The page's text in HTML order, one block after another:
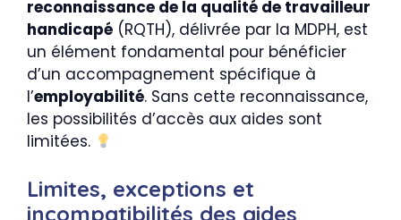
reconnaissance de la qualité de travailleur
handicapé (RQTH), délivrée par la MDPH, est
un élément fondamental pour bénéficier
d’un accompagnement spécifique à
l’employabilité. Sans cette reconnaissance,
les possibilités d’accès aux aides sont
limitées.
Limites, exceptions et
incompatibilités des aides